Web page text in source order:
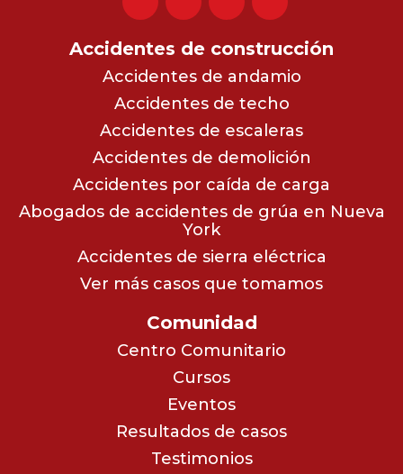
Accidentes de construcción
Accidentes de andamio
Accidentes de techo
Accidentes de escaleras
Accidentes de demolición
Accidentes por caída de carga
Abogados de accidentes de grúa en Nueva
York
Accidentes de sierra eléctrica
Ver más casos que tomamos
Comunidad
Centro Comunitario
Cursos
Eventos
Resultados de casos
Testimonios